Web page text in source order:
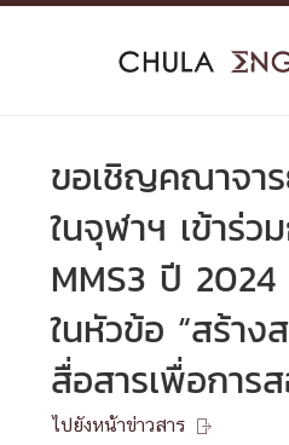
Skip
ขอเชิญคณาจา
ในจุฬาฯ เข้าร่ว
MMS3 ปี
ในหัวข้อ “สร้า
สื่อสารเพื่อการ
ไปยังหน้าข่าวสาร 